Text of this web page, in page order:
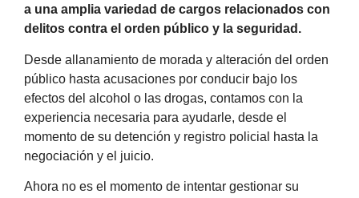
a una amplia variedad de cargos relacionados con
delitos contra el orden público y la seguridad.
Desde allanamiento de morada y alteración del orden
público hasta acusaciones por conducir bajo los
efectos del alcohol o las drogas, contamos con la
experiencia necesaria para ayudarle, desde el
momento de su detención y registro policial hasta la
negociación y el juicio.
Ahora no es el momento de intentar gestionar su